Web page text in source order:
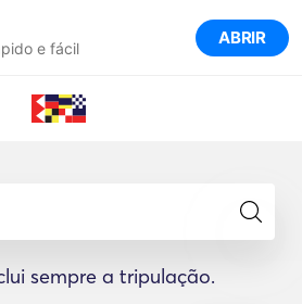
e fácil ABRIR
sempre a tripulação.